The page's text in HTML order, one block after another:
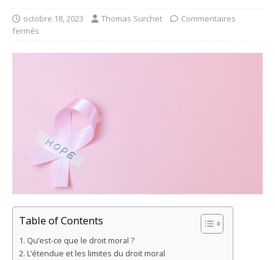
octobre 18, 2023 Thomas Surchet
Commentaires
fermés
Table of Contents
Qu’est-ce que le droit moral ?
L’étendue et les limites du droit moral